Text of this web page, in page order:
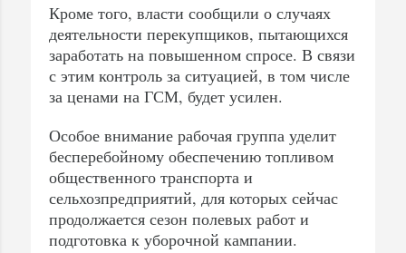
Кроме того, власти сообщили о случаях
деятельности перекупщиков, пытающихся
заработать на повышенном спросе. В связи
с этим контроль за ситуацией, в том числе
за ценами на ГСМ, будет усилен.
Особое внимание рабочая группа уделит
бесперебойному обеспечению топливом
общественного транспорта и
сельхозпредприятий, для которых сейчас
продолжается сезон полевых работ и
подготовка к уборочной кампании.